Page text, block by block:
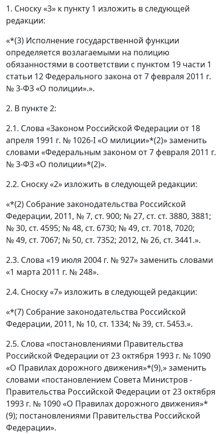
1. Сноску «3» к пункту 1 изложить в следующей
редакции:
«*(3) Исполнение государственной функции
определяется возлагаемыми на полицию
обязанностями в соответствии с пунктом 19 части 1
статьи 12 Федерального закона от 7 февраля 2011 г.
№ 3-ФЗ «О полиции».».
2. В пункте 2:
2.1. Слова «Законом Российской Федерации от 18
апреля 1991 г. № 1026-I «О милиции»*(2)» заменить
словами «Федеральным законом от 7 февраля 2011 г.
№ 3-ФЗ «О полиции»*(2)».
2.2. Сноску «2» изложить в следующей редакции:
«*(2) Собрание законодательства Российской
Федерации, 2011, № 7, ст. 900; № 27, ст. ст. 3880, 3881;
№ 30, ст. 4595; № 48, ст. 6730; № 49, ст. 7018, 7020;
№ 49, ст. 7067; № 50, ст. 7352; 2012, № 26, ст. 3441.».
2.3. Слова «19 июля 2004 г. № 927» заменить словами
«1 марта 2011 г. № 248».
2.4. Сноску «7» изложить в следующей редакции:
«*(7) Собрание законодательства Российской
Федерации, 2011, № 10, ст. 1334; № 39, ст. 5453.».
2.5. Слова «постановлениями Правительства
Российской Федерации от 23 октября 1993 г. № 1090
«О Правилах дорожного движения»*(9),» заменить
словами «постановлением Совета Министров -
Правительства Российской Федерации от 23 октября
1993 г. № 1090 «О Правилах дорожного движения»*
(9); постановлениями Правительства Российской
Федерации».